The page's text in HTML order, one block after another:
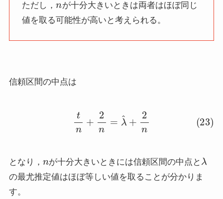
ただし，
が十分大きいときは両者はほぼ同じ
値を取る可能性が高いと考えられる。
信頼区間の中点は
(23) n+ 2n
となり， が十分大きいときには信頼区間の中点と
λ
の最尤推定値はほぼ等しい値を取ることが分かりま
す。